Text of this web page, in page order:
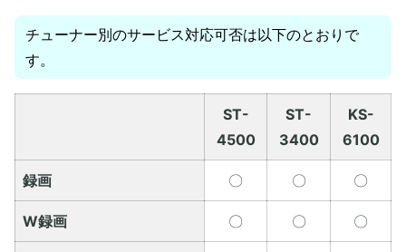
チューナー別のサービス対応可否は以下のとおりで
す。
ST-
4500
ST-
3400
KS-
6100
録画 〇 〇 〇
W録画 〇 〇 〇